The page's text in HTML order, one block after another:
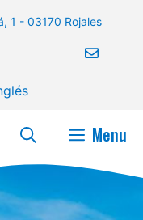
1 - 03170 Rojales
Menu